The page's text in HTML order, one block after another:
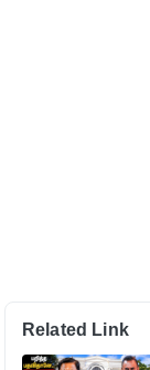
Related Link